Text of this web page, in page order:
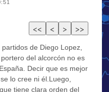
de Diego Lopez,
del alcorcón no es
Decir que es mejor
lo cree ni él.Luego,
tiene clara orden del